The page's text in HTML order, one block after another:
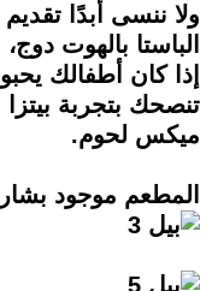
ولا ننسى أبدًا
الباستا بالهوت
تنصحك بتجربة بيتزا
ميكس لحوم.
المطعم موجود